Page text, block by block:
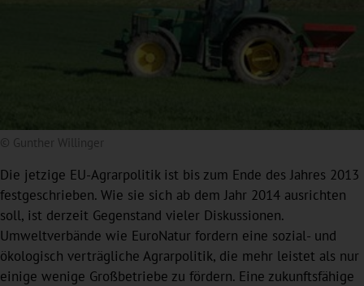
© Gunther Willinger
Die jetzige EU-Agrarpolitik ist bis zum Ende des Jahres 2013
festgeschrieben. Wie sie sich ab dem Jahr 2014 ausrichten
soll, ist derzeit Gegenstand vieler Diskussionen.
Umweltverbände wie EuroNatur fordern eine sozial- und
ökologisch verträgliche Agrarpolitik, die mehr leistet als nur
einige wenige Großbetriebe zu fördern. Eine zukunftsfähige